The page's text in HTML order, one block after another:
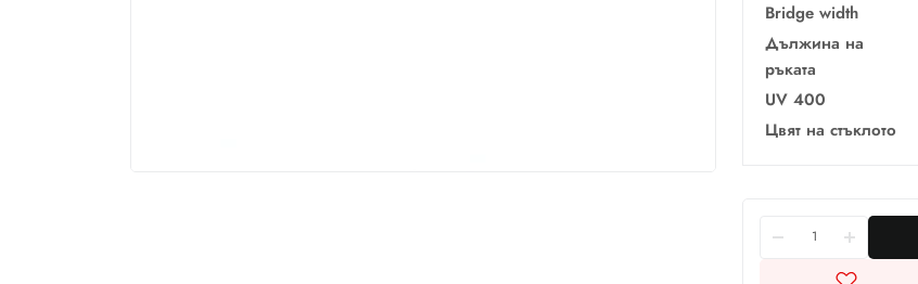
Bridge width
Дължина на
ръката
UV 400
Цвят на стъклото